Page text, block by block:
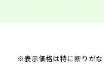
※表示価格は特に断りがな